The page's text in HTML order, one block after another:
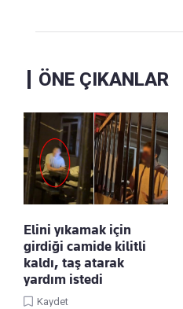
ÖNE ÇIKANLAR
Elini yıkamak için
girdiği camide kilitli
kaldı, taş atarak
yardım istedi
Kaydet